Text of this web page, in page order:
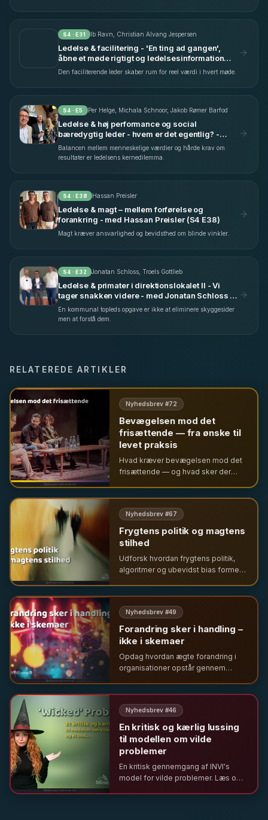
S4 · E31 Ib Ravn, Christian Alvang Jespersen
Ledelse & facilitering - 'En ting ad gangen',
åbne et møde rigtigt og ledelsesinformation
uden gab - med Ib Ravn & Christian Alvang
Den faciliterende leder skaber rum for reel værdi i hvert møde.
S4 · E5 Per Helge, Michala Schnoor, Jakob Rømer Barfod
Ledelse & høj performance og social
bæredygtig leder - hvem er det egentlig? -
Livedebat med Per Helge, Michala Schnoor &
Jakob Rømer Barfod (S4 E5)
Balancen mellem menneskelige værdier og hårde krav om
resultater er ledelsens kernedilemma.
S4 · E38 Hassan Preisler
Ledelse & magt – mellem forførelse og
forankring - med Hassan Preisler (S4 E38)
Magt kræver ansvarlighed og bevidsthed om blinde vinkler.
S4 · E32 Jonatan Schloss, Troels Gottlieb
Ledelse & primater i direktionslokalet II - Vi
tager snakken videre - med Jonatan Schloss &
Troels Gottlieb (S4 E32)
En kommunal topleds opgave er ikke at eliminere skyggesider
men at forstå dem.
RELATEREDE ARTIKLER
Nyhedsbrev #72
Bevægelsen mod det
frisættende — fra ønske til
levet praksis
Hvad kræver bevægelsen mod det
frisættende — og hvad sker der
gruppe og organisation, med afsæt i
Clever-historien.
Nyhedsbrev #67
Frygtens politik og magtens
stilhed
Udforsk hvordan frygtens politik,
algoritmer og ubevidst bias former
behovet for reel diversitet i ledelse.
Nyhedsbrev #49
Forandring sker i handling –
ikke i skemaer
Opdag hvordan ægte forandring i
organisationer opstår gennem
planer. Udforsk emergens, dynamik
og lokal meningsskabelse.
Nyhedsbrev #46
En kritisk og kærlig lussing
til modellen om vilde
problemer
En kritisk gennemgang af INVI's
model for vilde problemer. Læs om